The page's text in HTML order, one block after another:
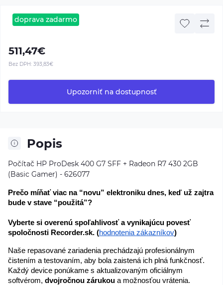
doprava zadarmo
511,47€
Bez DPH: 393,83€
Upozorniť na dostupnosť
Popis
Počítač HP ProDesk 400 G7 SFF + Radeon R7 430 2GB
(Basic Gamer) - 626077
Prečo míňať viac na “novu” elektroniku dnes, keď už zajtra
bude v stave “použitá”?
Vyberte si overenú spoľahlivosť a vynikajúcu povesť
spoločnosti Recorder.sk. (hodnotenia zákazníkov)
Naše repasované zariadenia prechádzajú profesionálnym
čistením a testovaním, aby bola zaistená ich plná funkčnosť.
Každý device ponúkame s aktualizovaným oficiálnym
softvérom, dvojročnou zárukou a možnosťou vrátenia.